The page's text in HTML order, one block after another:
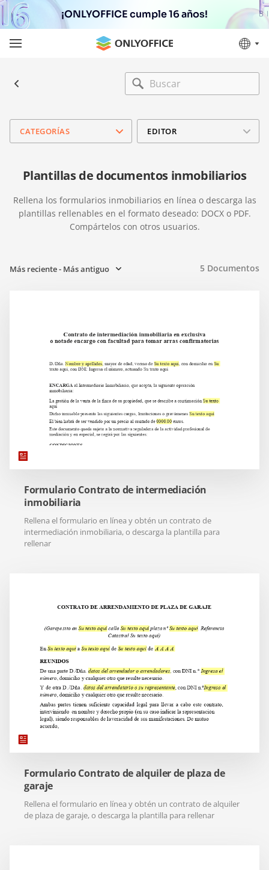
¡ONLYOFFICE cumple 16 años!
CATEGORÍAS EDITOR
Plantillas de documentos inmobiliarios
Rellena los formularios inmobiliarios en línea o descarga las
plantillas rellenables en el formato deseado: DOCX o PDF.
Compártelos con otros usuarios.
Más reciente - Más antiguo 5 Documentos
Formulario Contrato de intermediación
inmobiliaria
Rellena el formulario en línea y obtén un contrato de
intermediación inmobiliaria, o descarga la plantilla para
rellenar
Formulario Contrato de alquiler de plaza de
garaje
Rellena el formulario en línea y obtén un contrato de alquiler
de plaza de garaje, o descarga la plantilla para rellenar